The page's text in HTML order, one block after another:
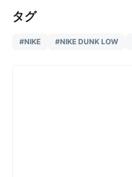
タグ
#NIKE #NIKE DUNK LOW